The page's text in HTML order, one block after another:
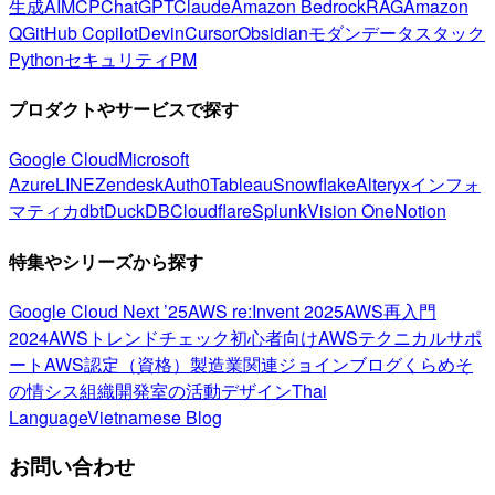
生成AI MCPChatGPTClaudeAmazon BedrockRAGAmazon
QGitHub CopilotDevinCursorObsidianモダンデータスタック
PythonセキュリティPM
プロダクトやサービスで探す
Google CloudMicrosoft
AzureLINEZendeskAuth0TableauSnowflakeAlteryxインフォ
マティカdbtDuckDBCloudflareSplunkVision OneNotion
特集やシリーズから探す
Google Cloud Next ’25AWS re:Invent 2025AWS再入門
2024AWSトレンドチェック初心者向けAWSテクニカルサポ
ートAWS認定（資格） 製造業関連ジョインブログくらめそ
の情シス組織開発室の活動デザインThai
LanguageVietnamese Blog
お問い合わせ